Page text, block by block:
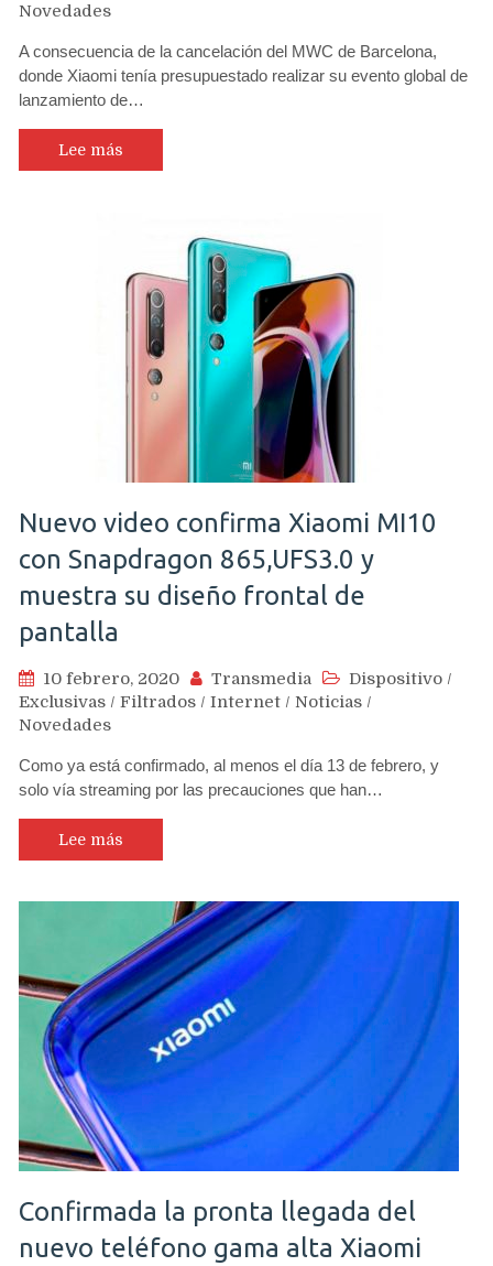
Novedades
A consecuencia de la cancelación del MWC de Barcelona,
donde Xiaomi tenía presupuestado realizar su evento global de
lanzamiento de…
Lee más
Nuevo video confirma Xiaomi MI10
con Snapdragon 865,UFS3.0 y
muestra su diseño frontal de
pantalla
10 febrero, 2020 Transmedia Dispositivo /
Exclusivas / Filtrados / Internet / Noticias /
Novedades
Como ya está confirmado, al menos el día 13 de febrero, y
solo vía streaming por las precauciones que han…
Lee más
Confirmada la pronta llegada del
nuevo teléfono gama alta Xiaomi